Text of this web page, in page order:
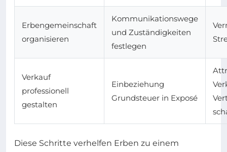
Erbengemeinschaft
organisieren
Kommunikationswege
und Zuständigkeiten
festlegen
Verkauf
professionell
gestalten
Einbeziehung
Grundsteuer in Exposé
Diese Schritte verhelfen Erben zu einem